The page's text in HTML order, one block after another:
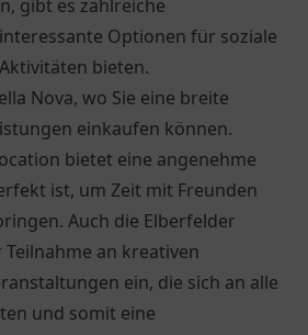
gibt es zahlreiche
Optionen für soziale
bieten.
Nova, wo Sie eine breite
einkaufen können.
bietet eine angenehme
ist, um Zeit mit Freunden
Auch die Elberfelder
an kreativen
ein, die sich an alle
und somit eine